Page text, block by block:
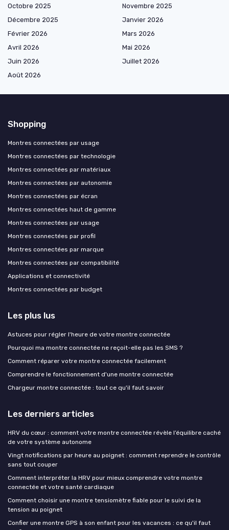
Octobre 2025
Novembre 2025
Décembre 2025
Janvier 2026
Février 2026
Mars 2026
Avril 2026
Mai 2026
Juin 2026
Juillet 2026
Août 2026
Shopping
Montres connectées par usage
Montres connectées par technologie
Montres connectées par matériaux
Montres connectées par autonomie
Montres connectées par écran
Montres connectées haut de gamme
Montres connectées par usage
Montres connectées par profil
Montres connectées par marque
Montres connectées par compatibilité
Applications et connectivité
Montres connectées par budget
Les plus lus
Astuces pour régler l'heure de votre montre connectée
Pourquoi ma montre connectée ne reçoit-elle pas les SMS ?
Comment réparer votre montre connectée facilement
Comprendre le fonctionnement d'une montre connectée
Chargeur montre connectée : tout ce qu'il faut savoir
Les derniers articles
HRV du cœur : comment votre montre connectée révèle l’équilibre caché
de votre système autonome
Vingt notifications par heure au poignet : comment reprendre le contrôle
sans tout couper
Comment interpréter la HRV pour mieux comprendre votre montre
connectée et votre santé cardiaque
Comment choisir une montre tensiomètre fiable pour le suivi de la
tension au poignet
Confier une montre GPS à son enfant pour les vacances : ce qu'il faut